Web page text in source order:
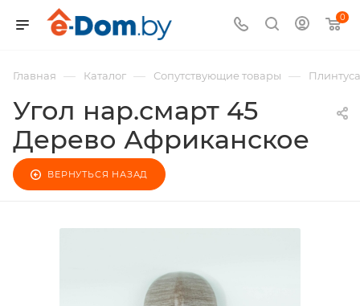
0
Главная — Каталог — Сопутствующие товары — Плинтуса
Угол нар.смарт 45
Дерево Африканское
ВЕРНУТЬСЯ НАЗАД